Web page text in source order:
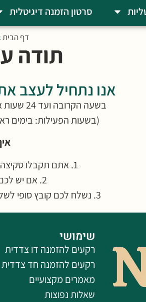
סרטון הזמנה דיגיטלית
דף הבית
תודה
אנו נתחיל לעצב
בשעה הקרובה ועד 24 שעות אתם תקבלו סקיצה של ההזמנה שלכם
(בשעות הפעילות: בימים ראשון
1. אתם תקבלו סקיצה ל-WhatsApp או למייל שלכם
2. אם יש לכם תיקונים, נבצע אותם
3. נשלח לכם קובץ סופי לשליחה לאורחים ולהדפסה בבית הדפוס
שימושי
רקעים להזמנה דו צדדית
רקעים להזמנה חד צדדית
מאמרים מקצועיים
שאלות נפוצות